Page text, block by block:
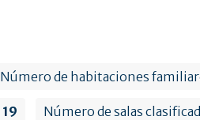
Número de habitaciones
19 Número de salas